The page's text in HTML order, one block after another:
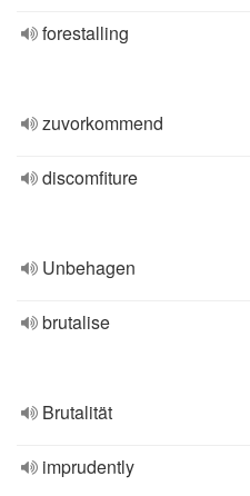
forestalling
zuvorkommend
discomfiture
Unbehagen
brutalise
Brutalität
imprudently